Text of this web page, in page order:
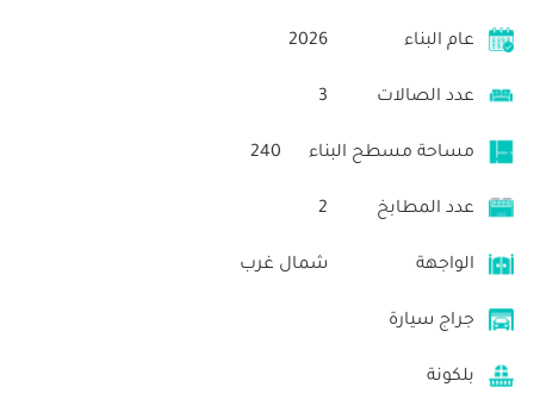
عام البناء 2026
عدد الصالات 3
مساحة مسطح البناء 240
عدد المطابخ 2
الواجهة شمال غرب
جراج سيارة
بلكونة